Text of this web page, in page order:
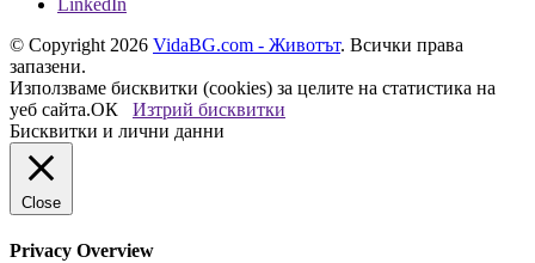
© Copyright 2026 VidaBG.com - Животът. Всички права
запазени.
Използваме бисквитки (cookies) за целите на статистика на
уеб сайта.ОК
Изтрий бисквитки
Бисквитки и лични данни
Close
Privacy Overview